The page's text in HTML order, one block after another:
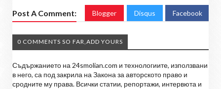
Post A Comment: Blogger Disqus Facebook
0 COMMENTS SO FAR,ADD YOURS
Съдържанието на 24smolian.com и технологиите, използвани
в него, са под закрила на Закона за авторското право и
сродните му права. Всички статии, репортажи, интервюта и